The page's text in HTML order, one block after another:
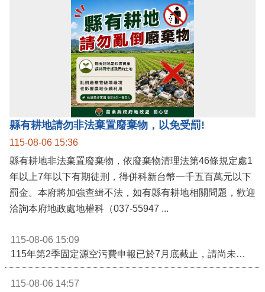
縣有耕地請勿非法棄置廢棄物，以免受罰!
115-08-06 15:36
縣有耕地非法棄置廢棄物，依廢棄物清理法第46條規定處1
年以上7年以下有期徒刑，得併科新台幣一千五百萬元以下
罰金。本府將加強查緝不法，如有縣有耕地相關問題，歡迎
洽詢本府地政處地權科（037-55947 ...
115-08-06 15:09
115年第2季固定源空污費申報已於7月底截止，請尚未申報公私場所儘速完成申繳，以免面臨滯納金及罰鍰!
115-08-06 14:57